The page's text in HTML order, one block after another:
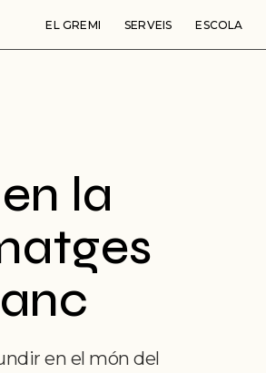
EL GREMI SERVEIS ESCOLA
la
en el món del